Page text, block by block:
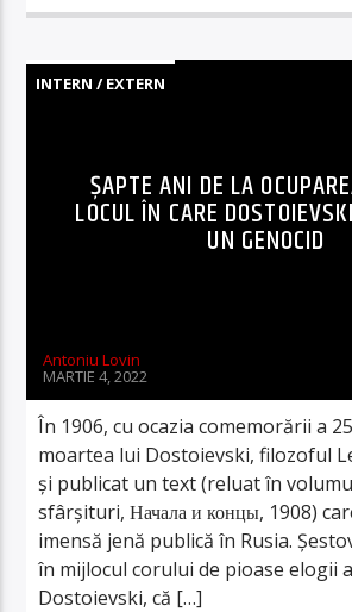
INTERN / EXTERN
ȘAPTE ANI DE LA
LOCUL ÎN CARE
UN GENOCID
Antoniu Lovin
MARTIE 4, 2022
În 1906, cu ocazia comemorării a
moartea lui Dostoievski, filozoful
și publicat un text (reluat în
sfârșituri, Начала и концы, 1908)
imensă jenă publică în Rusia.
în mijlocul corului de pioase elogii
Dostoievski, că […]